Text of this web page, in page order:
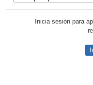
Inicia sesión para